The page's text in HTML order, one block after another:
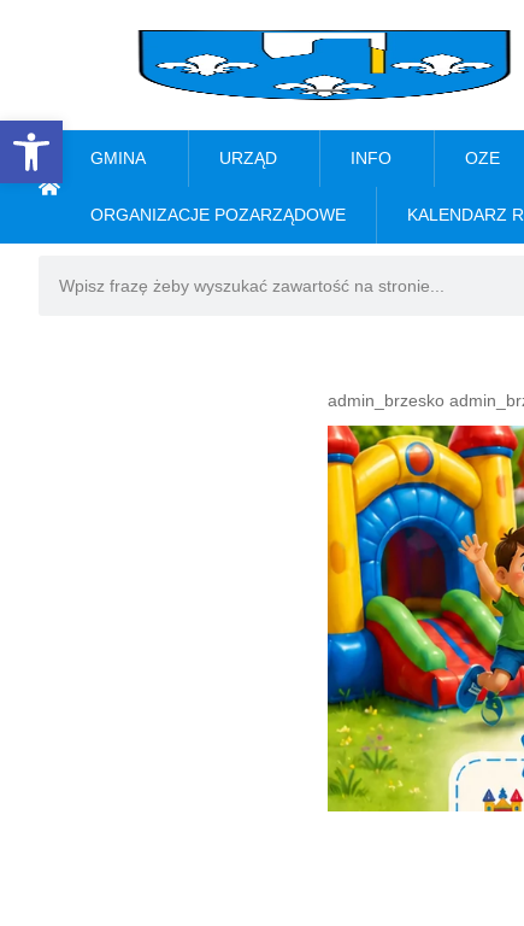
Open toolbar
GMINA URZĄD INFO OZE
ORGANIZACJE POZARZĄDOWE KALENDARZ
admin_brzesko